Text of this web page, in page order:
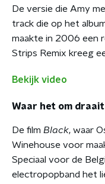
De versie die Amy
track die op het
maakte in 2006 een
Strips Remix kreeg
Bekijk video
Waar het om draait
De film Black, waar
Winehouse voor
Speciaal voor de
electropopband het